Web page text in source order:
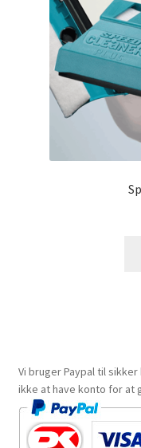
Vi bruger Paypal til
ikke at have konto for at